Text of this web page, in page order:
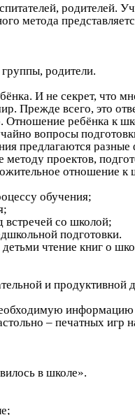
родителей.
метода
группы, родители.
И не секрет, что
Прежде всего, это
ребёнка к
вопросы
предлагаются
проектов,
отношение
обучения;
встречей со школой;
подготовки.
детьми чтение книг о
и продуктивной
– печатных игр
в школе».